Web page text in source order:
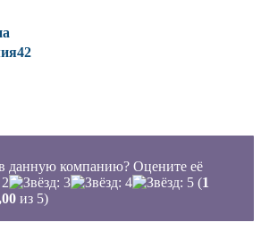
данную компанию? Оцените её
(1
из 5)